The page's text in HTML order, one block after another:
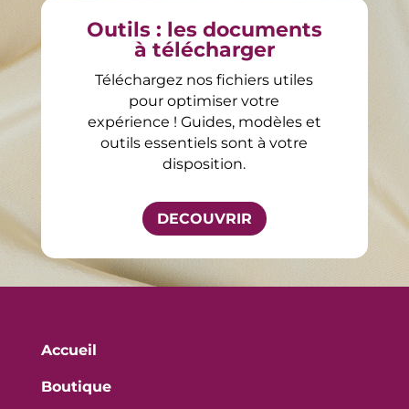
Outils : les documents
à télécharger
Téléchargez nos fichiers utiles
pour optimiser votre
expérience ! Guides, modèles et
outils essentiels sont à votre
disposition.
DECOUVRIR
Accueil
Boutique